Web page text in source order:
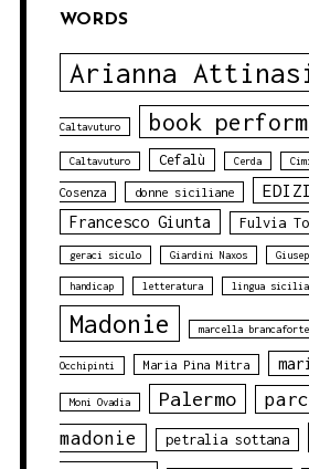
WORDS
Arianna
Caltavuturo book
Caltavuturo Cefalù Cerda
Cosenza donne siciliane
Francesco Giunta Fulvia
geraci siculo Giardini Naxos
handicap letteratura lingua
Madonie marcella brancaforte
Occhipinti Maria Pina Mitra
Moni Ovadia Palermo
madonie
petralia sottana